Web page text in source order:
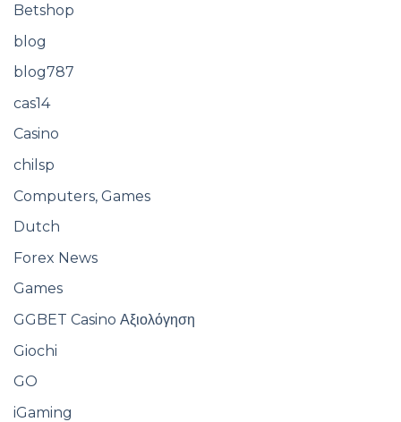
Betshop
blog
blog787
cas14
Casino
chilsp
Computers, Games
Dutch
Forex News
Games
GGBET Casino Αξιολόγηση
Giochi
GO
iGaming